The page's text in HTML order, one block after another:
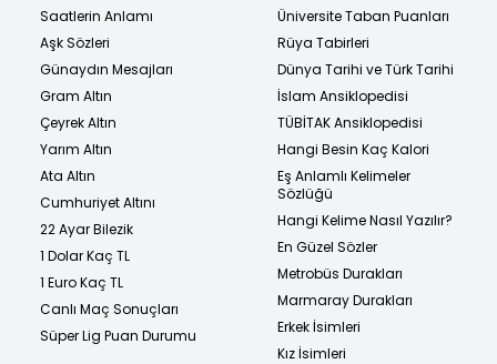
Saatlerin Anlamı
Aşk Sözleri
Günaydın Mesajları
Gram Altın
Çeyrek Altın
Yarım Altın
Ata Altın
Cumhuriyet Altını
22 Ayar Bilezik
1 Dolar Kaç TL
1 Euro Kaç TL
Canlı Maç Sonuçları
Süper Lig Puan Durumu
Üniversite Taban Puanları
Rüya Tabirleri
Dünya Tarihi ve Türk Tarihi
İslam Ansiklopedisi
TÜBİTAK Ansiklopedisi
Hangi Besin Kaç Kalori
Eş Anlamlı Kelimeler
Sözlüğü
Hangi Kelime Nasıl Yazılır?
En Güzel Sözler
Metrobüs Durakları
Marmaray Durakları
Erkek İsimleri
Kız İsimleri